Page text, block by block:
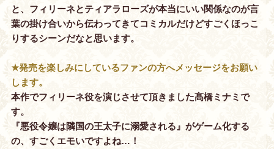
と、フィリーネとティアラローズが本当にいい関係なのが言
葉の掛け合いから伝わってきてコミカルだけどすごくほっこ
りするシーンだなと思います。
★発売を楽しみにしているファンの方へメッセージをお願い
します。
本作でフィリーネ役を演じさせて頂きました髙橋ミナミで
す。
『悪役令嬢は隣国の王太子に溺愛される』がゲーム化する
の、すごくエモいですよね…！